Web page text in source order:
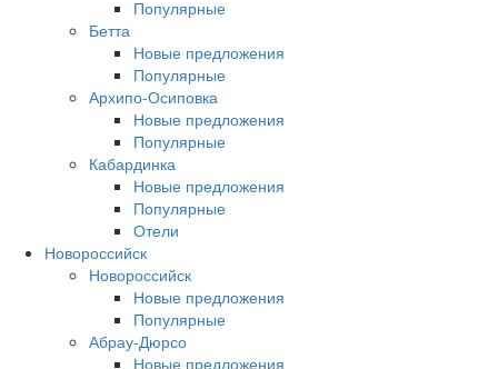
Популярные
Бетта
Новые предложения
Популярные
Архипо-Осиповка
Новые предложения
Популярные
Кабардинка
Новые предложения
Популярные
Отели
Новороссийск
Новороссийск
Новые предложения
Популярные
Абрау-Дюрсо
Новые предложения